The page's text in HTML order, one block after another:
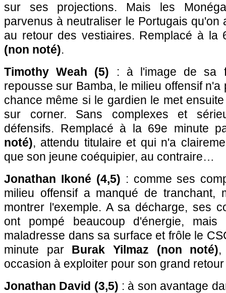
sur ses projections. Mais les
parvenus à neutraliser le Portugais qu'on
au retour des vestiaires. Remplacé à
(non noté).
Timothy Weah (5) : à l'image de sa
repousse sur Bamba, le milieu offensif
chance même si le gardien le met
sur corner. Sans complexes et
défensifs. Remplacé à la 69e minute
noté), attendu titulaire et qui n'a
que son jeune coéquipier, au contraire…
Jonathan Ikoné (4,5) : comme ses
milieu offensif a manqué de tranchant,
montrer l'exemple. A sa décharge, ses
ont pompé beaucoup d'énergie,
maladresse dans sa surface et frôle le
minute par Burak Yilmaz (non noté),
occasion à exploiter pour son grand
Jonathan David (3,5) : à son avantage